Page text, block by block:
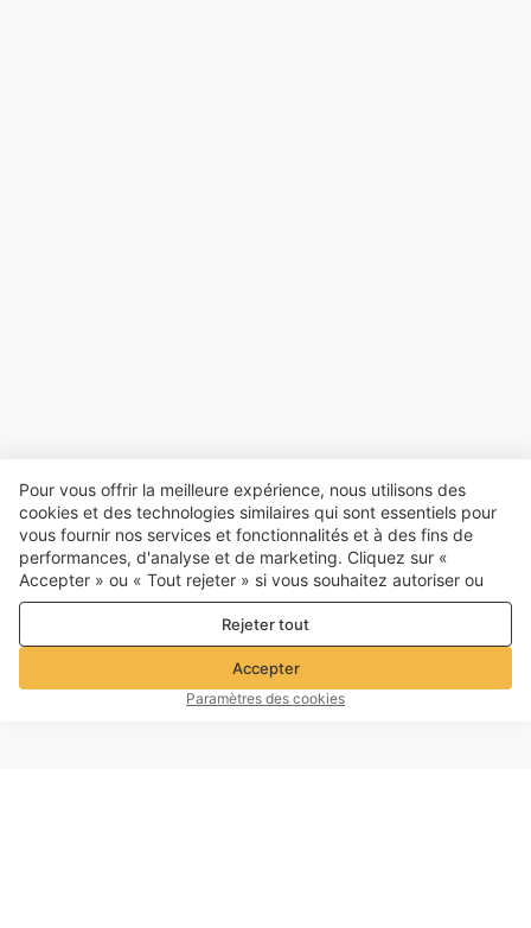
Pour vous offrir la meilleure expérience, nous utilisons des
cookies et des technologies similaires qui sont essentiels pour
vous fournir nos services et fonctionnalités et à des fins de
performances, d'analyse et de marketing. Cliquez sur «
Accepter » ou « Tout rejeter » si vous souhaitez autoriser ou
refuser tout. cookies à des fins de performance, d’analyse et
de marketing. Pour plus de détails, consultez notre
confidentialité et de cookies
Rejeter tout
Accepter
Paramètres des cookies